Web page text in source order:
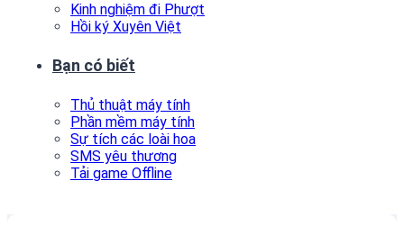
Kinh nghiệm đi Phượt
Hồi ký Xuyên Việt
Bạn có biết
Thủ thuật máy tính
Phần mềm máy tính
Sự tích các loài hoa
SMS yêu thương
Tải game Offline